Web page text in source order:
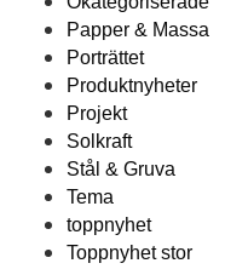
Papper & Massa
Porträttet
Produktnyheter
Projekt
Solkraft
Stål & Gruva
Tema
toppnyhet
Toppnyhet stor